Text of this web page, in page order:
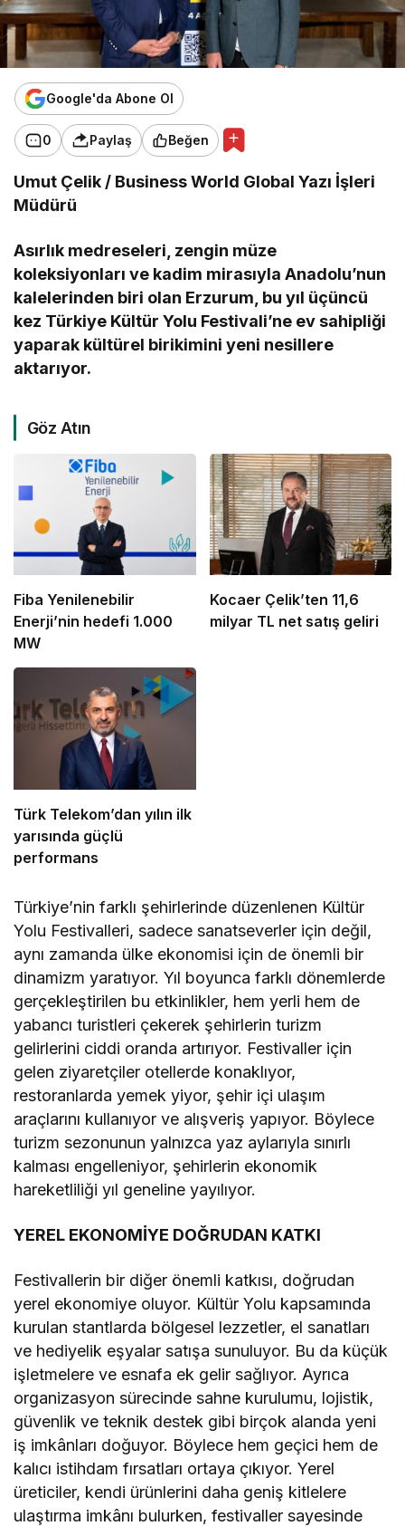
Google'da Abone Ol
0 Paylaş Beğen
Umut Çelik / Business World Global Yazı İşleri
Müdürü
Asırlık medreseleri, zengin müze
koleksiyonları ve kadim mirasıyla Anadolu’nun
kalelerinden biri olan Erzurum, bu yıl üçüncü
kez Türkiye Kültür Yolu Festivali’ne ev sahipliği
yaparak kültürel birikimini yeni nesillere
aktarıyor.
Göz Atın
Fiba Yenilenebilir
Enerji’nin hedefi 1.000
MW
Kocaer Çelik’ten 11,6
milyar TL net satış geliri
Türk Telekom’dan yılın ilk
yarısında güçlü
performans
Türkiye’nin farklı şehirlerinde düzenlenen Kültür
Yolu Festivalleri, sadece sanatseverler için değil,
aynı zamanda ülke ekonomisi için de önemli bir
dinamizm yaratıyor. Yıl boyunca farklı dönemlerde
gerçekleştirilen bu etkinlikler, hem yerli hem de
yabancı turistleri çekerek şehirlerin turizm
gelirlerini ciddi oranda artırıyor. Festivaller için
gelen ziyaretçiler otellerde konaklıyor,
restoranlarda yemek yiyor, şehir içi ulaşım
araçlarını kullanıyor ve alışveriş yapıyor. Böylece
turizm sezonunun yalnızca yaz aylarıyla sınırlı
kalması engelleniyor, şehirlerin ekonomik
hareketliliği yıl geneline yayılıyor.
YEREL EKONOMİYE DOĞRUDAN KATKI
Festivallerin bir diğer önemli katkısı, doğrudan
yerel ekonomiye oluyor. Kültür Yolu kapsamında
kurulan stantlarda bölgesel lezzetler, el sanatları
ve hediyelik eşyalar satışa sunuluyor. Bu da küçük
işletmelere ve esnafa ek gelir sağlıyor. Ayrıca
organizasyon sürecinde sahne kurulumu, lojistik,
güvenlik ve teknik destek gibi birçok alanda yeni
iş imkânları doğuyor. Böylece hem geçici hem de
kalıcı istihdam fırsatları ortaya çıkıyor. Yerel
üreticiler, kendi ürünlerini daha geniş kitlelere
ulaştırma imkânı bulurken, festivaller sayesinde